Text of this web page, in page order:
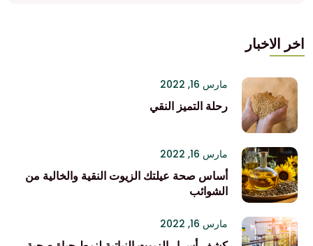
اخر الاخبار
مارس 16, 2022
رحلة التميز النقي
مارس 16, 2022
أساس صحة عيلتك الزيوت النقية والخالية من
الشوائب
مارس 16, 2022